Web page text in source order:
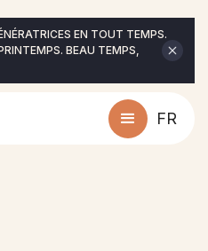
EN TOUT TEMPS.
BEAU TEMPS,
FR